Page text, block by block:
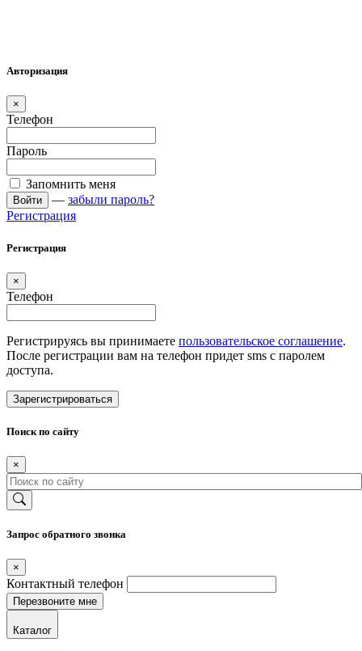
Авторизация
×
Телефон
Пароль
Запомнить меня
Войти — забыли пароль?
Регистрация
Регистрация
×
Телефон
Регистрируясь вы принимаете пользовательское соглашение.
После регистрации вам на телефон придет sms с паролем
доступа.
Зарегистрироваться
Поиск по сайту
×
Запрос обратного звонка
×
Контактный телефон
Каталог